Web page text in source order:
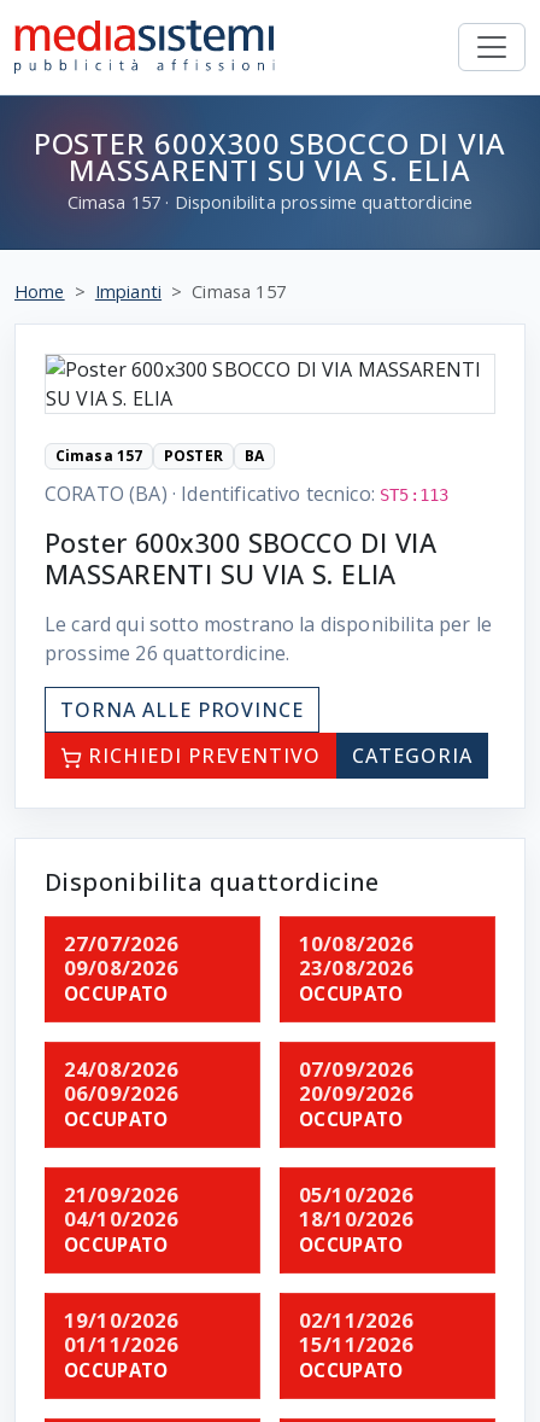
POSTER 600X300 SBOCCO DI VIA
MASSARENTI SU VIA S. ELIA
Cimasa 157 · Disponibilita prossime quattordicine
Home Impianti Cimasa 157
Cimasa 157 POSTER BA
CORATO (BA) · Identificativo tecnico: ST5:113
Poster 600x300 SBOCCO DI VIA
MASSARENTI SU VIA S. ELIA
Le card qui sotto mostrano la disponibilita per le
prossime 26 quattordicine.
TORNA ALLE PROVINCE
RICHIEDI PREVENTIVO
CATEGORIA
Disponibilita quattordicine
27/07/2026
09/08/2026
OCCUPATO
10/08/2026
23/08/2026
OCCUPATO
24/08/2026
06/09/2026
OCCUPATO
07/09/2026
20/09/2026
OCCUPATO
21/09/2026
04/10/2026
OCCUPATO
05/10/2026
18/10/2026
OCCUPATO
19/10/2026
01/11/2026
OCCUPATO
02/11/2026
15/11/2026
OCCUPATO